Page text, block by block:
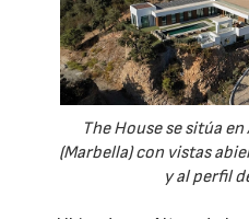
The House se sitúa
(Marbella) con vistas
y al perfil